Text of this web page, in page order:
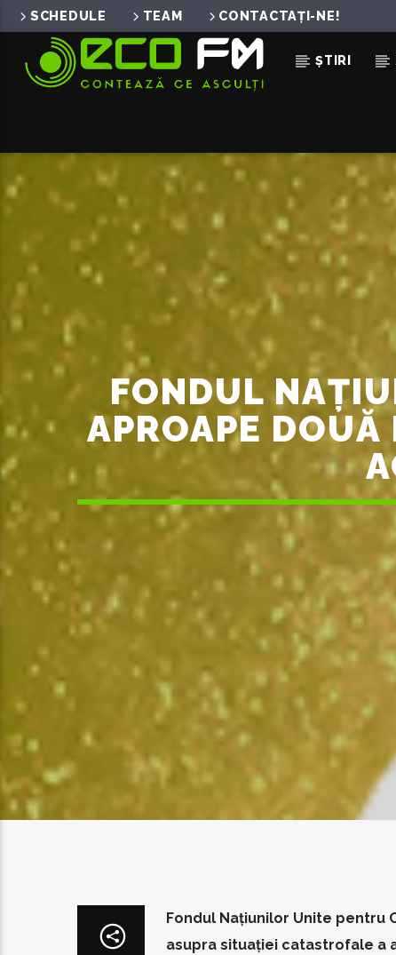
SCHEDULE TEAM CONTACTAȚI-NE!
ȘTIRI
ACUM ÎN DIRECT
PSYCHO
SARA JAMES
FONDUL
APROAPE
Fondul Națiunilor Unite pentru
asupra situației catastrofale a